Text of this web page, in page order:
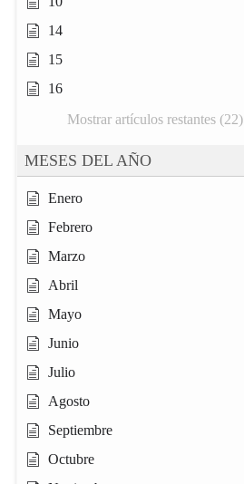
14
15
16
Mostrar artículos restantes (22)
MESES DEL AÑO
Enero
Febrero
Marzo
Abril
Mayo
Junio
Julio
Agosto
Septiembre
Octubre